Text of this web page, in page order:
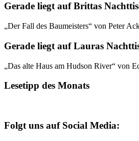
Gerade liegt auf Brittas
„Der Fall des Baumeisters“ von Peter
Gerade liegt auf Lauras
„Das alte Haus am Hudson River“ von
Lesetipp des Monats
Folgt uns auf Social Media: